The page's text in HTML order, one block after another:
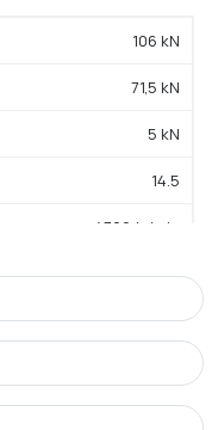
106 kN
71,5 kN
5 kN
14.5
4700 tr/min
4000 tr/min
-40 °C